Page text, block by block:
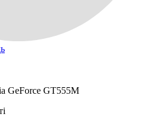
GeForce GT555M